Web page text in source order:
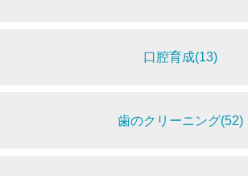
口腔育成(13)
歯のクリーニング(52)